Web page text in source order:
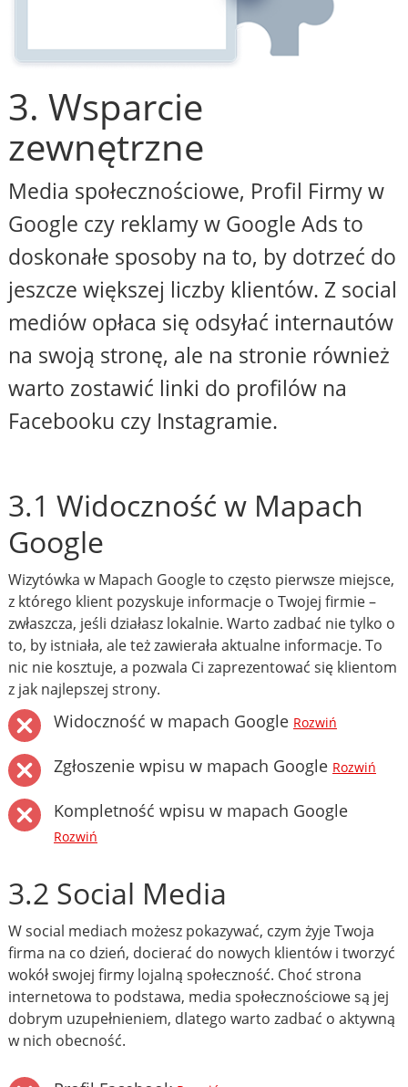
3. Wsparcie
zewnętrzne
Media społecznościowe, Profil Firmy w
Google czy reklamy w Google Ads to
doskonałe sposoby na to, by dotrzeć do
jeszcze większej liczby klientów. Z social
mediów opłaca się odsyłać internautów
na swoją stronę, ale na stronie również
warto zostawić linki do profilów na
Facebooku czy Instagramie.
3.1 Widoczność w Mapach
Google
Wizytówka w Mapach Google to często pierwsze miejsce,
z którego klient pozyskuje informacje o Twojej firmie –
zwłaszcza, jeśli działasz lokalnie. Warto zadbać nie tylko o
to, by istniała, ale też zawierała aktualne informacje. To
nic nie kosztuje, a pozwala Ci zaprezentować się klientom
z jak najlepszej strony.
Widoczność w mapach Google Rozwiń
Zgłoszenie wpisu w mapach Google Rozwiń
Kompletność wpisu w mapach Google
Rozwiń
3.2 Social Media
W social mediach możesz pokazywać, czym żyje Twoja
firma na co dzień, docierać do nowych klientów i tworzyć
wokół swojej firmy lojalną społeczność. Choć strona
internetowa to podstawa, media społecznościowe są jej
dobrym uzupełnieniem, dlatego warto zadbać o aktywną
w nich obecność.